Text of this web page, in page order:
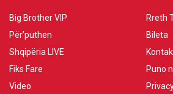
Big Brother VIP
Për’puthen
Shqipëria LIVE
Fiks Fare
Video
Rreth
Bileta
Puno